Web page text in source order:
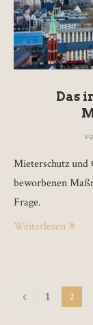
Das
Mieterschutz und
beworbenen
Frage.
Weiterlesen
1 2